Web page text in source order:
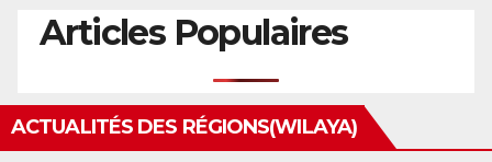
Articles Populaires
ACTUALITÉS DES RÉGIONS(WILAYA)